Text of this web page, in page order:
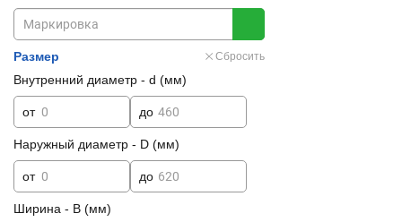
Размер Сбросить
Внутренний диаметр - d (мм)
от до
Наружный диаметр - D (мм)
от до
Ширина - B (мм)